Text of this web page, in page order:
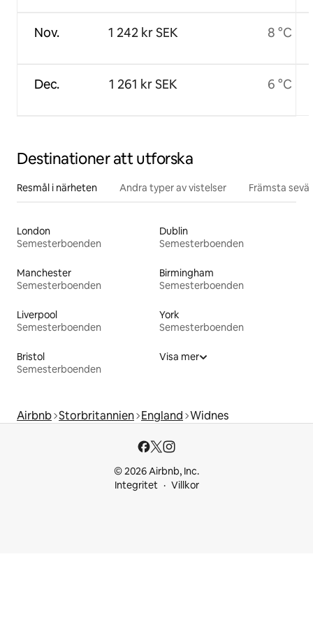
Nov.
Dec.
1 242 kr SEK
1 261 kr SEK
8 °C
6 °C
Destinationer att utforska
Resmål i närheten Andra typer av vistelser Främsta
London
Semesterboenden
Dublin
Semesterboenden
Manchester
Semesterboenden
Birmingham
Semesterboenden
Liverpool
Semesterboenden
York
Semesterboenden
Bristol
Semesterboenden
Visa mer
Airbnb Storbritannien England Widnes
© 2026 Airbnb, Inc.
Integritet
Villkor